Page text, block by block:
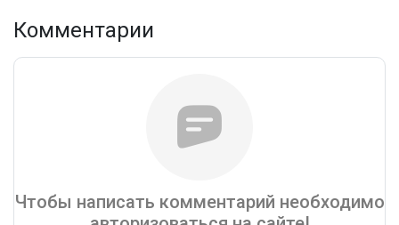
Комментарии
Чтобы написать комментарий необходимо